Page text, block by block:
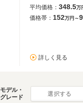
平均価格： 348.5万
価格帯： 152万円～
詳しく見る
モデル・
グレード
選択する